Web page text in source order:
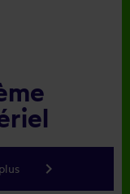
keyboard_arrow_right